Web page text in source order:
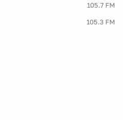
105.7 FM
105.3 FM